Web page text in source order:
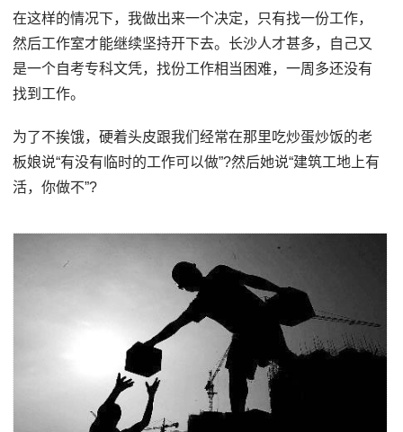
在这样的情况下，我做出来一个决定，只有找一份工作，
然后工作室才能继续坚持开下去。长沙人才甚多，自己又
是一个自考专科文凭，找份工作相当困难，一周多还没有
找到工作。
为了不挨饿，硬着头皮跟我们经常在那里吃炒蛋炒饭的老
板娘说“有没有临时的工作可以做”?然后她说“建筑工地上有
活，你做不”?